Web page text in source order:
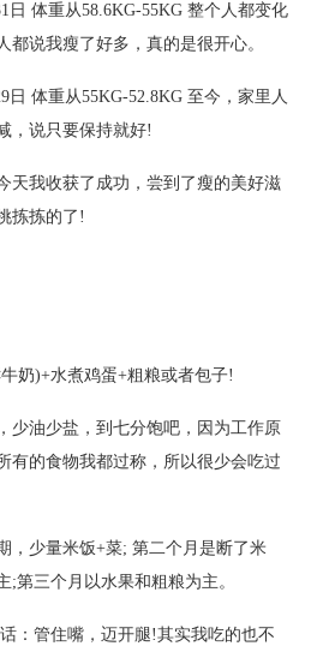
日 体重从58.6KG-55KG 整个人都变化
都说我瘦了好多，真的是很开心。
日 体重从55KG-52.8KG 至今，家里人
，说只要保持就好!
天我收获了成功，尝到了瘦的美好滋
拣拣的了!
奶)+水煮鸡蛋+粗粮或者包子!
少油少盐，到七分饱吧，因为工作原
有的食物我都过称，所以很少会吃过
，少量米饭+菜; 第二个月是断了米
;第三个月以水果和粗粮为主。
：管住嘴，迈开腿!其实我吃的也不